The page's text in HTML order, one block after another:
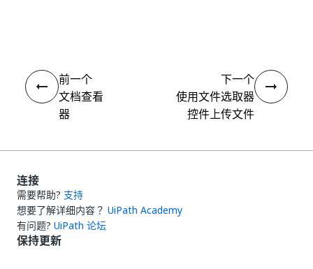
前一个
文档查看
器
下一个
使用文件选取器
控件上传文件
连接
需要帮助? 支持
想要了解详细内容？ UiPath Academy
有问题? UiPath 论坛
保持更新